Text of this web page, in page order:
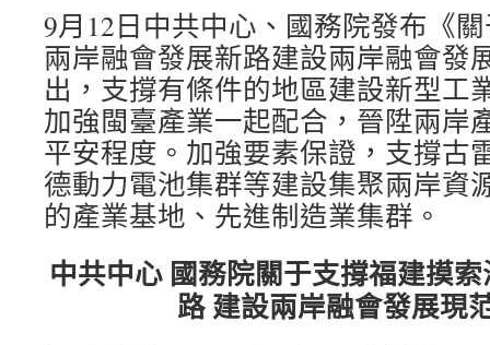
9月12日中共中心、國務院發布《
兩岸融會發展新路建設兩岸融會發
出，支撐有條件的地區建設新型工
加強閩臺產業一起配合，晉陞兩岸
平安程度。加強要素保證，支撐古
德動力電池集群等建設集聚兩岸資
的產業基地、先進制造業集群。
中共中心 國務院關于支撐福建摸
路 建設兩岸融會發展現